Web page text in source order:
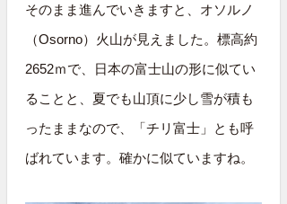
そのまま進んでいきますと、オソルノ
（Osorno）火山が見えました。標高約
2652ｍで、日本の富士山の形に似てい
ることと、夏でも山頂に少し雪が積も
ったままなので、「チリ富士」とも呼
ばれています。確かに似ていますね。